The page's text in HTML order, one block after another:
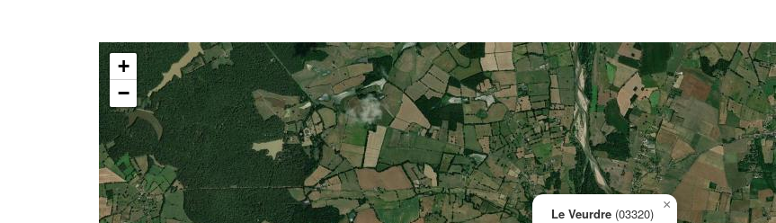
Le Veurdre (03320)
×
+
−